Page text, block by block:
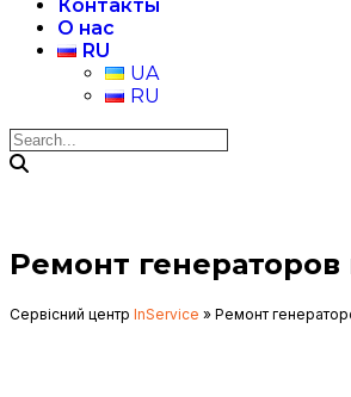
Контакты
О нас
RU
UA
RU
Ремонт генераторов
Сервісний центр InService » Ремонт